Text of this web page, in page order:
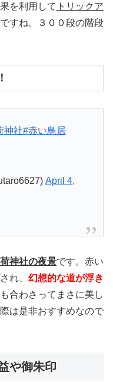
を利用して トリックア
すね。３００段の階段
神社#赤い鳥居
April 4,
神社の夜景です。赤い
れ、 幻想的な道が浮き
合わさってまさに美し
は是非おすすめなので
や御朱印